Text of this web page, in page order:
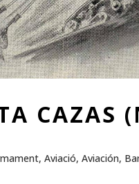
CAZAS
, Aviació, Aviación,